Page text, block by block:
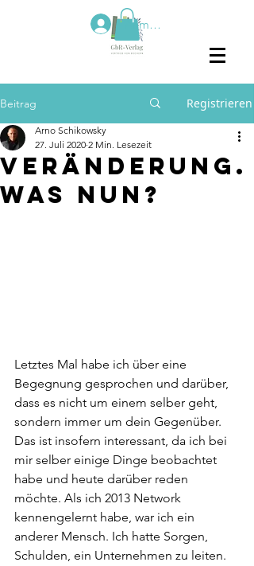
Anmelden
Beitrag Registrieren
Veränderung.
Was nun?
Arno Schikowsky
27. Juli 2020 2 Min. Lesezeit
Letztes Mal habe ich über eine
Begegnung gesprochen und darüber,
dass es nicht um einem selber geht,
sondern immer um dein Gegenüber.
Das ist insofern interessant, da ich bei
mir selber einige Dinge beobachtet
habe und heute darüber reden
möchte. Als ich 2013 Network
kennengelernt habe, war ich ein
anderer Mensch. Ich hatte Sorgen,
Schulden, ein Unternehmen zu leiten.